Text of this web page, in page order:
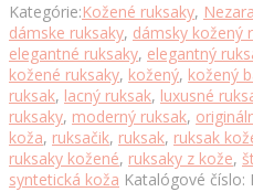
Kategórie:Kožené ruksaky,
dámske ruksaky, dámsky kožený
elegantné ruksaky, elegantný
kožené ruksaky, kožený, kožený
ruksak, lacný ruksak, luxusné
ruksaky, moderný ruksak,
koža, ruksačik, ruksak, ruksak
ruksaky kožené, ruksaky z kože,
syntetická koža Katalógové číslo: